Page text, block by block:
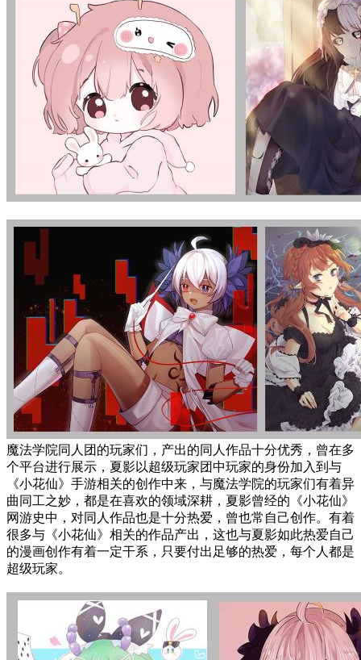
魔法学院同人团的玩家们，产出的同人作品十分优秀，曾在多
个平台进行展示，夏影以超级玩家团中玩家的身份加入到与
《小花仙》手游相关的创作中来，与魔法学院的玩家们有着异
曲同工之妙，都是在喜欢的领域深耕，夏影曾经的《小花仙》
网游史中，对同人作品也是十分热爱，曾也常自己创作。有着
很多与《小花仙》相关的作品产出，这也与夏影如此热爱自己
的漫画创作有着一定干系，只要付出足够的热爱，每个人都是
超级玩家。